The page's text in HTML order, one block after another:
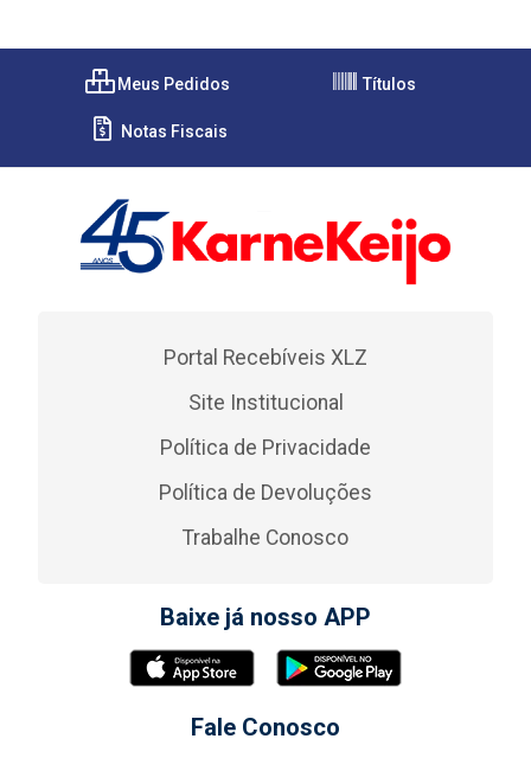
Meus Pedidos Títulos
Notas Fiscais
Portal Recebíveis XLZ
Site Institucional
Política de Privacidade
Política de Devoluções
Trabalhe Conosco
Baixe já nosso APP
Fale Conosco